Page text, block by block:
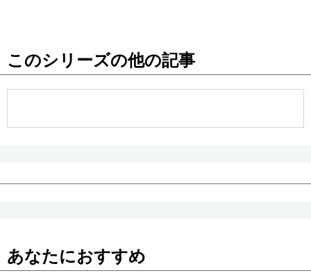
東京
このシリーズの他の記事
あなたにおすすめ